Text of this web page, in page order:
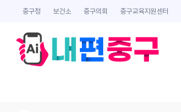
중구청 보건소 중구의회 중구교육지원센터